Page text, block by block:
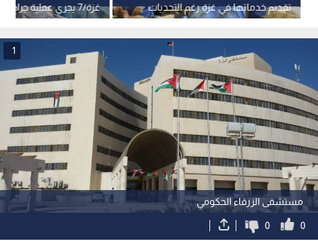
غزة/7 يجري عملية جراحية نوعية
تقديم خدماتها في غزة رغم التحديات
مستشفى الزرقاء الحكومي
1
0
0